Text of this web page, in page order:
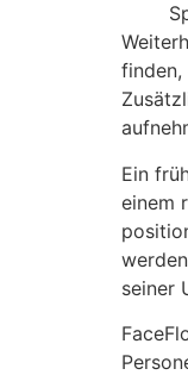
finden,
Ein
einem
seiner